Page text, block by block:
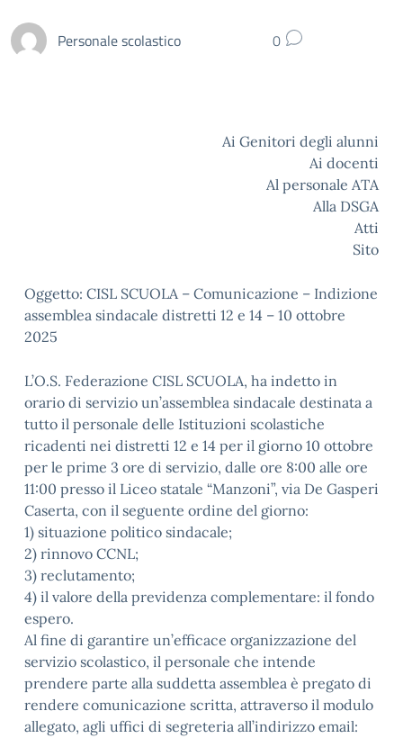
Personale scolastico 0
Ai Genitori degli alunni
Ai docenti
Al personale ATA
Alla DSGA
Atti
Sito
Oggetto: CISL SCUOLA – Comunicazione – Indizione
assemblea sindacale distretti 12 e 14 – 10 ottobre
2025
L’O.S. Federazione CISL SCUOLA, ha indetto in
orario di servizio un’assemblea sindacale destinata a
tutto il personale delle Istituzioni scolastiche
ricadenti nei distretti 12 e 14 per il giorno 10 ottobre
per le prime 3 ore di servizio, dalle ore 8:00 alle ore
11:00 presso il Liceo statale “Manzoni”, via De Gasperi
Caserta, con il seguente ordine del giorno:
1) situazione politico sindacale;
2) rinnovo CCNL;
3) reclutamento;
4) il valore della previdenza complementare: il fondo
espero.
Al fine di garantire un’efficace organizzazione del
servizio scolastico, il personale che intende
prendere parte alla suddetta assemblea è pregato di
rendere comunicazione scritta, attraverso il modulo
allegato, agli uffici di segreteria all’indirizzo email: